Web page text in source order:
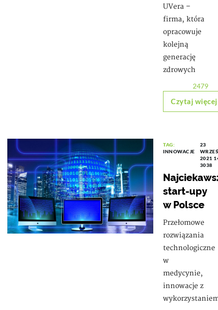
UVera –
firma, która
opracowuje
kolejną
generację
zdrowych
2479
Czytaj więcej
TAG:
INNOWACJE
23
2021
3038
start-upy
w Polsce
Przełomowe
rozwiązania
technologiczne
w
medycynie,
innowacje z